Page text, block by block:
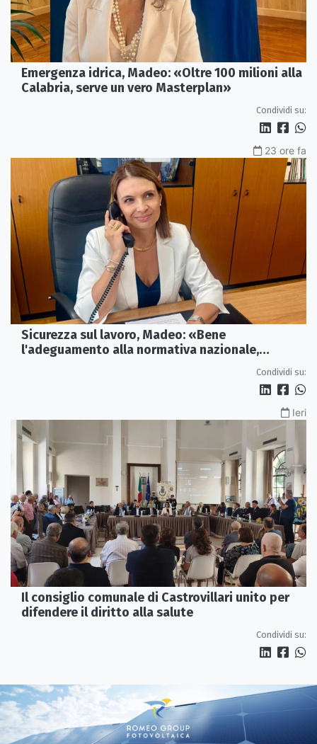
Emergenza idrica, Madeo: «Oltre 100 milioni alla
Calabria, serve un vero Masterplan»
Condividi su:
23 ore fa
Sicurezza sul lavoro, Madeo: «Bene
l'adeguamento alla normativa nazionale,
Condividi su:
Ieri
Il consiglio comunale di Castrovillari unito per
difendere il diritto alla salute
Condividi su: